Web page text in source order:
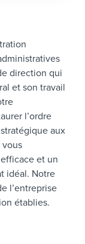
direction qui
et son travail
l’ordre
aux
et un
idéal. Notre
l’entreprise
établies.